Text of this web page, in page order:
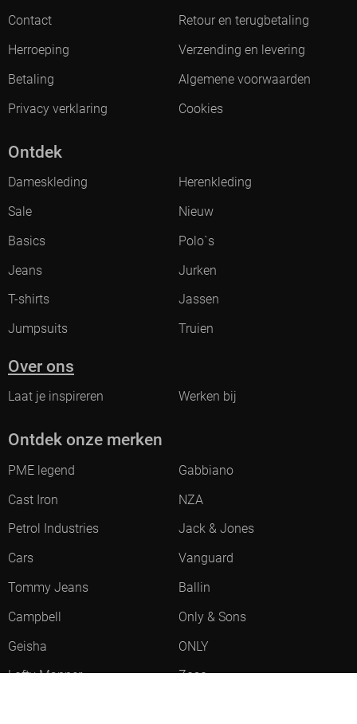
Contact
Retour en terugbetaling
Herroeping
Verzending en levering
Betaling
Algemene voorwaarden
Privacy verklaring
Cookies
Ontdek
Dameskleding
Herenkleding
Sale
Nieuw
Basics
Polo`s
Jeans
Jurken
T-shirts
Jassen
Jumpsuits
Truien
Over ons
Laat je inspireren Werken bij
Ontdek onze merken
PME legend
Gabbiano
Cast Iron
NZA
Petrol Industries
Jack & Jones
Cars
Vanguard
Tommy Jeans
Ballin
Campbell
Only & Sons
Geisha
ONLY
Lofty Manner
Zoso